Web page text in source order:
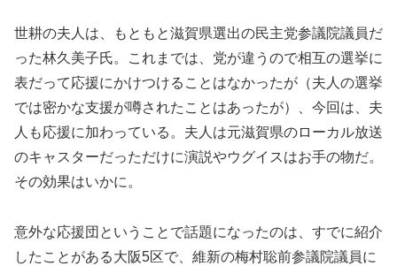
世耕の夫人は、もともと滋賀県選出の民主党参議院議員だ
った林久美子氏。これまでは、党が違うので相互の選挙に
表だって応援にかけつけることはなかったが（夫人の選挙
では密かな支援が噂されたことはあったが）、今回は、夫
人も応援に加わっている。夫人は元滋賀県のローカル放送
のキャスターだっただけに演説やウグイスはお手の物だ。
その効果はいかに。
意外な応援団ということで話題になったのは、すでに紹介
したことがある大阪5区で、維新の梅村聡前参議院議員に